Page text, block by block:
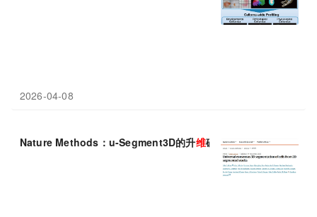
2026-04-08
Nature Methods：u-Segment3D的升维破局——当二维“切片”